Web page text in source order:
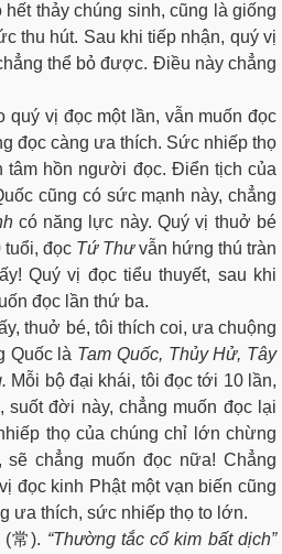
hết thảy chúng sinh, cũng là giống
thu hút. Sau khi tiếp nhận, quý vị
thể bỏ được. Điều này chẳng
quý vị đọc một lần, vẫn muốn đọc
đọc càng ưa thích. Sức nhiếp thọ
tâm hồn người đọc. Điển tịch của
cũng có sức mạnh này, chẳng
có năng lực này. Quý vị thuở bé
tuổi, đọc Tứ Thưvẫn hứng thú tràn
Quý vị đọc tiểu thuyết, sau khi
đọc lần thứ ba.
thuở bé, tôi thích coi, ưa chuộng
Quốc là Tam Quốc, Thủy Hử, Tây
Mỗi bộ đại khái, tôi đọc tới 10 lần,
suốt đời này, chẳng muốn đọc lại
thọ của chúng chỉ lớn chừng
chẳng muốn đọc nữa! Chẳng
đọc kinh Phật một vạn biến cũng
ưa thích, sức nhiếp thọ to lớn.
常). “Thường tắc cổ kim bất dịch”